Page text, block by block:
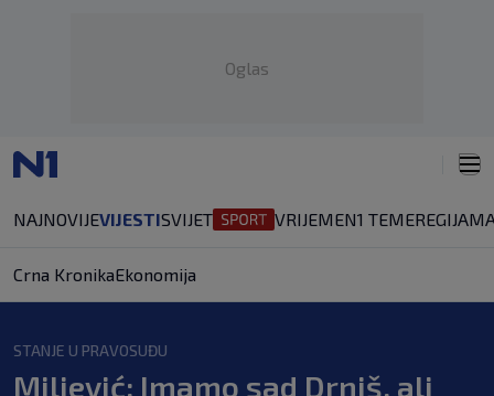
Oglas
NAJNOVIJEVIJESTISVIJET VRIJEMEN1 TEMEREGIJA
Crna KronikaEkonomija
STANJE U PRAVOSUĐU
Miljević: Imamo sad Drniš, ali